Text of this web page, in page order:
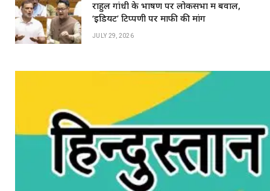
राहुल गांधी के भाषण पर लोकसभा में बवाल,
‘इडियट’ टिप्पणी पर माफी की मांग
JULY 29, 2026